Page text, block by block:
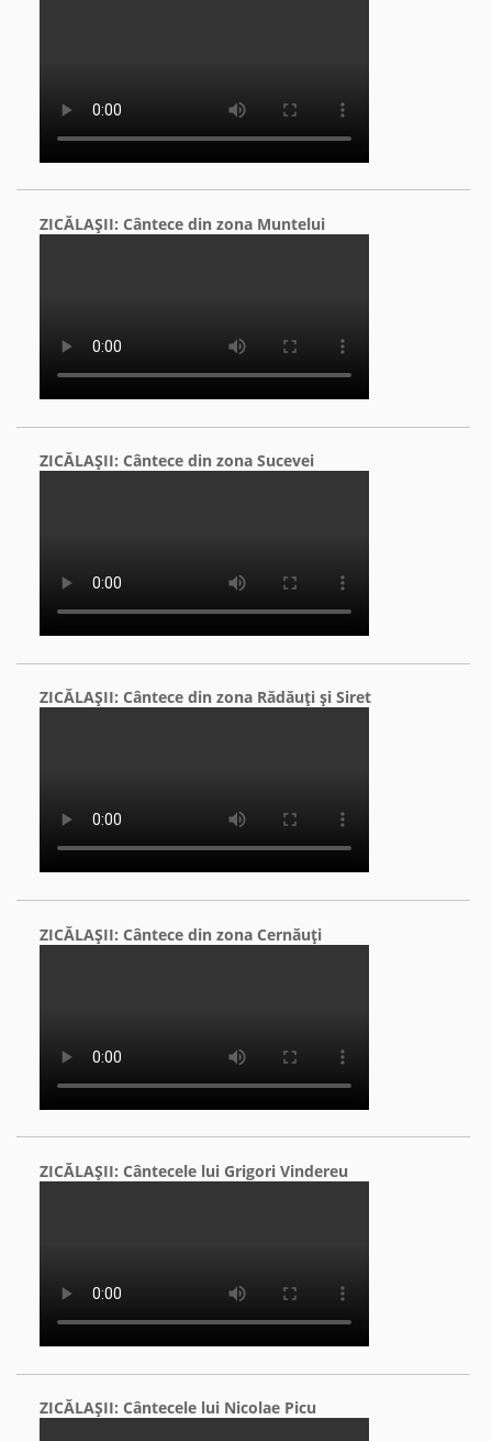
ZICĂLAŞII: Cântece din zona Muntelui
ZICĂLAŞII: Cântece din zona Sucevei
ZICĂLAŞII: Cântece din zona Rădăuţi şi Siret
ZICĂLAŞII: Cântece din zona Cernăuţi
ZICĂLAŞII: Cântecele lui Grigori Vindereu
ZICĂLAŞII: Cântecele lui Nicolae Picu